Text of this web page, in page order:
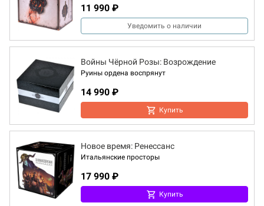
11 990 ₽
Уведомить о наличии
Войны Чёрной Розы: Возрождение
Руины ордена воспрянут
14 990 ₽
Купить
Новое время: Ренессанс
Итальянские просторы
17 990 ₽
Купить